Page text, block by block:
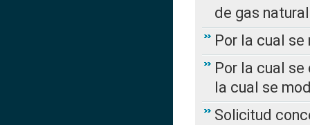
de gas natural
Por la cual se
Por la cual se
la cual se
Solicitud